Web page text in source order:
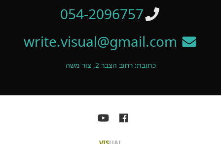
054-2096757
כתובת: רחוב הצבר 2, צור משה